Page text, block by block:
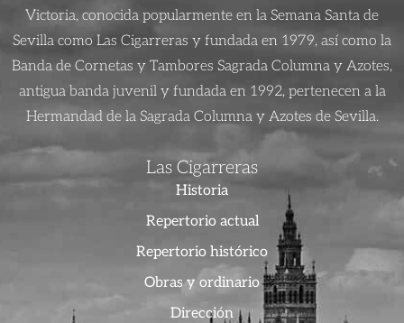
Victoria, conocida popularmente en la Semana Santa de
Sevilla como Las Cigarreras y fundada en 1979, así como la
Banda de Cornetas y Tambores Sagrada Columna y Azotes,
antigua banda juvenil y fundada en 1992, pertenecen a la
Hermandad de la Sagrada Columna y Azotes de Sevilla.
Las Cigarreras
Historia
Repertorio actual
Repertorio histórico
Obras y ordinario
Dirección